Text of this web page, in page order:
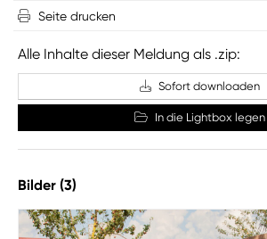
Seite drucken
Alle Inhalte dieser Meldung als .zip:
Sofort downloaden
In die Lightbox legen
Bilder (3)